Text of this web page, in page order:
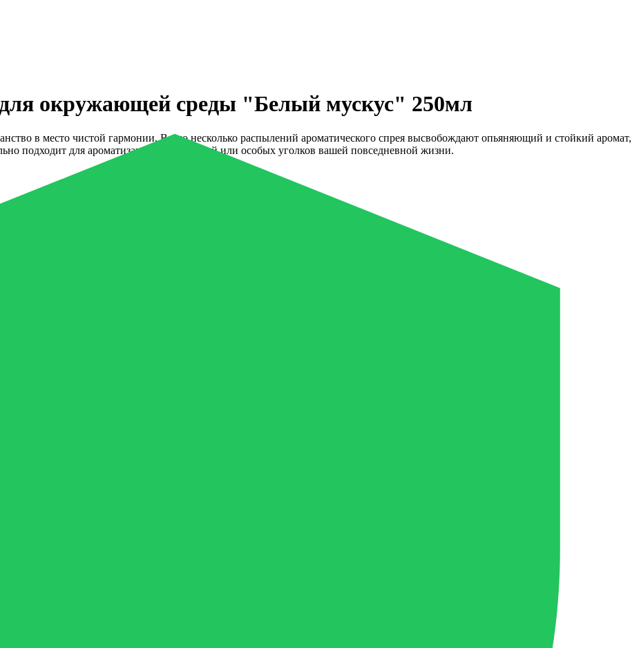
для окружающей среды "Белый мускус" 250мл
в место чистой гармонии. Всего несколько распылений ароматического спрея высвобождают опьяняющий и стойкий аромат,
подходит для ароматизации дома, тканей или особых уголков вашей повседневной жизни.